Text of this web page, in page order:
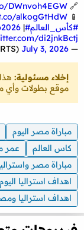
🔗
DWnvoh4EGW
📱
alkogGtHdW
#كأس_العالم#beINWC26
|
di2jnkBctj
— beIN SPORTS (@beINSPORTS)
July 3, 2026
إخلاء مسئولية:
موقع بطولات وأي
مباراة مصر اليوم
كاس العالم
عمر
مباراة مصر
اهداف استراليا اليوم
اهداف استراليا